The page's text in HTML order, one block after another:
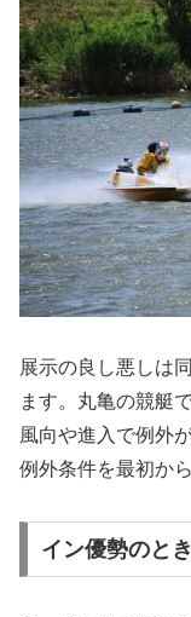
展示の良し悪しは
ます。丸亀の競艇
風向や進入で例外
例外条件を最初か
イン優勢のと